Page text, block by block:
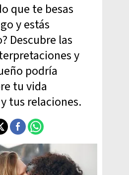
que te besas
y estás
Descubre las
y
podría
tu vida
tus relaciones.